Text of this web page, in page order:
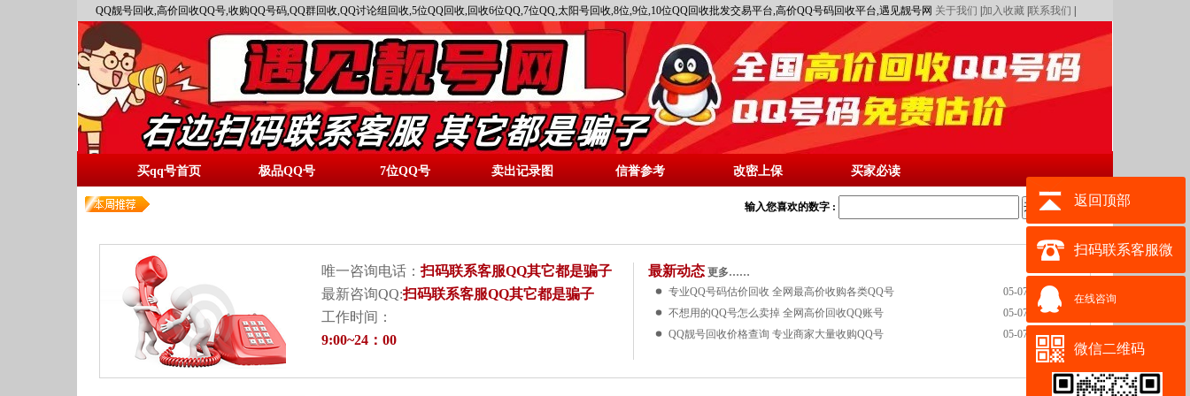
QQ靓号回收,高价回收QQ号,收购QQ号码,QQ群回收,QQ讨论组回收,5位QQ回收,回收6位QQ,7位QQ,太阳号回收,8位,9位,10位QQ回收批发交易平台,高价QQ号码回收平台,遇见靓号网 关于我们 加入收藏 联系我们
买qq号首页 极品QQ号 7位QQ号 卖出记录图 信誉参考 改密上保 买家必读
输入您喜欢的数字 : 开始搜索
唯一咨询电话：扫码联系客服QQ其它都是骗子
最新咨询QQ:扫码联系客服QQ其它都是骗子
工作时间：
9:00~24：00
最新动态 更多……
专业QQ号码估价回收 全网最高价收购各类QQ号
05-07
不想用的QQ号怎么卖掉 全网高价回收QQ账号
05-07
QQ靓号回收价格查询 专业商家大量收购QQ号
05-07
返回顶部
扫码联系客服微
信其它都是骗子
在线咨询
微信二维码